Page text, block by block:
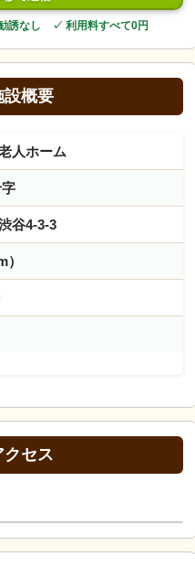
誘なし ✓ 利用料すべて0円
設概要
人ホーム
谷4-3-3
セス